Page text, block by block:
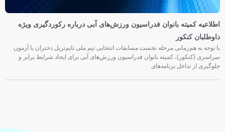
اطلاعیه کمیته بانوان فدراسیون ورزش‌های آبی درباره رکوردگیری ویژه
داوطلبان کنکور
با توجه به هم‌زمانی مرحله نخست مسابقات انتخابی تیم ملی تایم‌تریل دختران با آزمون
سراسری (کنکور)، کمیته بانوان فدراسیون ورزش‌های آبی برای ایجاد شرایط برابر و
جلوگیری از تداخل برنامه‌های